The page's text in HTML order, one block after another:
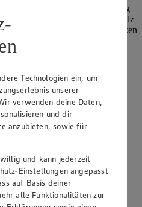
Balsamicoessig ablöschen. Honig
vermengen und mit Oregano, Salz
Alles noch einmal durchschwenken
Dazu passt Baguette.
Erwachsenen laut
Technologien ein, um
unserer
verwenden deine Daten,
und dir
anzubieten, sowie für
und kann jederzeit
Einstellungen angepasst
auf Basis deiner
alle Funktionalitäten zur